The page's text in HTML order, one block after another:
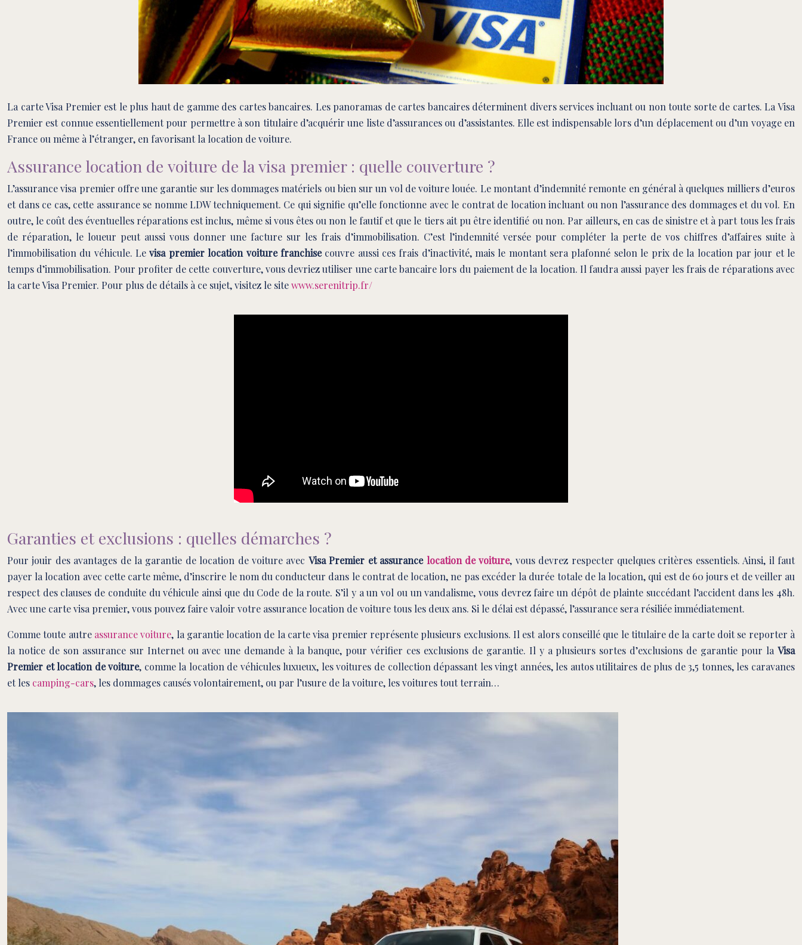
La carte Visa Premier est le plus haut de gamme des cartes bancaires. Les panoramas de cartes bancaires déterminent divers services incluant ou non toute sorte de cartes. La Visa
Premier est connue essentiellement pour permettre à son titulaire d’acquérir une liste d’assurances ou d’assistantes. Elle est indispensable lors d’un déplacement ou d’un voyage en
France ou même à l’étranger, en favorisant la location de voiture.
Assurance location de voiture de la visa premier : quelle couverture ?
L’assurance visa premier offre une garantie sur les dommages matériels ou bien sur un vol de voiture louée. Le montant d’indemnité remonte en général à quelques milliers d’euros
et dans ce cas, cette assurance se nomme LDW techniquement. Ce qui signifie qu’elle fonctionne avec le contrat de location incluant ou non l’assurance des dommages et du vol. En
outre, le coût des éventuelles réparations est inclus, même si vous êtes ou non le fautif et que le tiers ait pu être identifié ou non. Par ailleurs, en cas de sinistre et à part tous les frais
de réparation, le loueur peut aussi vous donner une facture sur les frais d’immobilisation. C’est l’indemnité versée pour compléter la perte de vos chiffres d’affaires suite à
l’immobilisation du véhicule. Levisa premier location voiture franchisecouvre aussi ces frais d’inactivité, mais le montant sera plafonné selon le prix de la location par jour et le
temps d’immobilisation. Pour profiter de cette couverture, vous devriez utiliser une carte bancaire lors du paiement de la location. Il faudra aussi payer les frais de réparations avec
la carte Visa Premier. Pour plus de détails à ce sujet, visitez le sitewww.serenitrip.fr/
Garanties et exclusions : quelles démarches ?
Pour jouir des avantages de la garantie de location de voiture avec Visa Premier et assurancelocation de voiture, vous devrez respecter quelques critères essentiels. Ainsi, il faut
payer la location avec cette carte même, d’inscrire le nom du conducteur dans le contrat de location, ne pas excéder la durée totale de la location, qui est de 60 jours et de veiller au
respect des clauses de conduite du véhicule ainsi que du Code de la route. S’il y a un vol ou un vandalisme, vous devrez faire un dépôt de plainte succédant l’accident dans les 48h.
Avec une carte visa premier, vous pouvez faire valoir votre assurance location de voiture tous les deux ans. Si le délai est dépassé, l’assurance sera résiliée immédiatement.
Comme toute autre assurance voiture, la garantie location de la carte visa premier représente plusieurs exclusions. Il est alors conseillé que le titulaire de la carte doit se reporter à
la notice de son assurance sur Internet ou avec une demande à la banque, pour vérifier ces exclusions de garantie. Il y a plusieurs sortes d’exclusions de garantie pour la Visa
Premier et location de voiture, comme la location de véhicules luxueux, les voitures de collection dépassant les vingt années, les autos utilitaires de plus de 3,5 tonnes, les caravanes
et les camping-cars, les dommages causés volontairement, ou par l’usure de la voiture, les voitures tout terrain…